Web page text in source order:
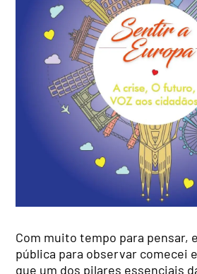
Com muito tempo para pensar,
pública para observar comecei
que um dos pilares essenciais